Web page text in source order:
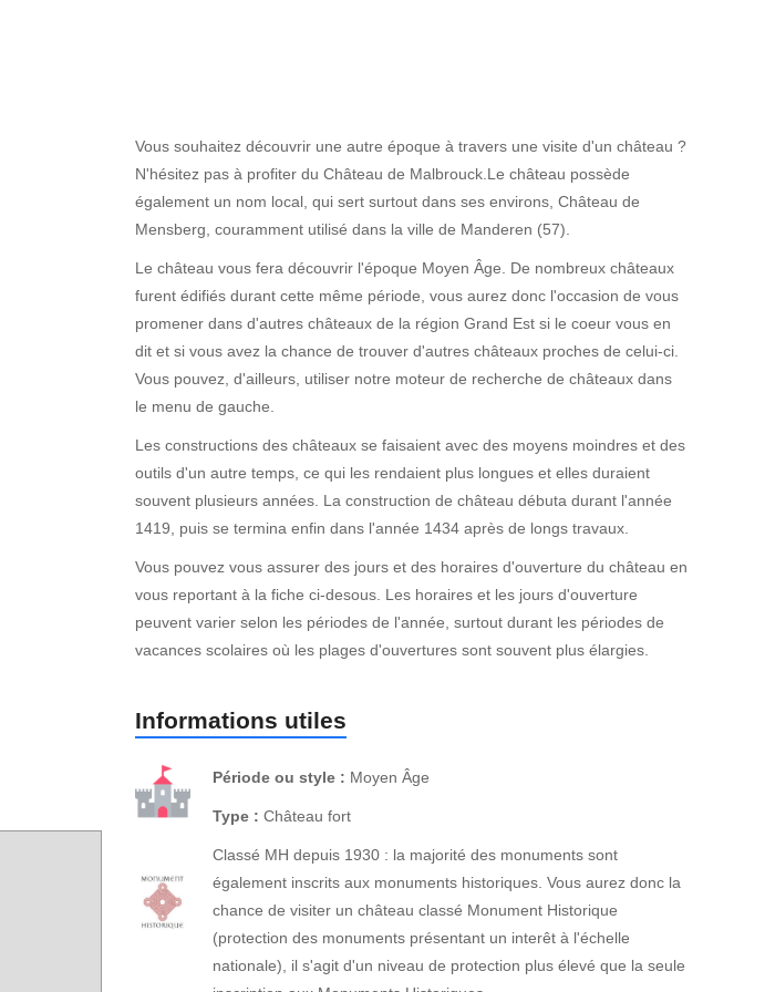
Vous souhaitez découvrir une autre époque à travers une visite d'un château ?
N'hésitez pas à profiter du Château de Malbrouck.Le château possède
également un nom local, qui sert surtout dans ses environs, Château de
Mensberg, couramment utilisé dans la ville de Manderen (57).
Le château vous fera découvrir l'époque Moyen Âge. De nombreux châteaux
furent édifiés durant cette même période, vous aurez donc l'occasion de vous
promener dans d'autres châteaux de la région Grand Est si le coeur vous en
dit et si vous avez la chance de trouver d'autres châteaux proches de celui-ci.
Vous pouvez, d'ailleurs, utiliser notre moteur de recherche de châteaux dans
le menu de gauche.
Les constructions des châteaux se faisaient avec des moyens moindres et des
outils d'un autre temps, ce qui les rendaient plus longues et elles duraient
souvent plusieurs années. La construction de château débuta durant l'année
1419, puis se termina enfin dans l'année 1434 après de longs travaux.
Vous pouvez vous assurer des jours et des horaires d'ouverture du château en
vous reportant à la fiche ci-desous. Les horaires et les jours d'ouverture
peuvent varier selon les périodes de l'année, surtout durant les périodes de
vacances scolaires où les plages d'ouvertures sont souvent plus élargies.
Informations utiles
Période ou style : Moyen Âge
Type : Château fort
Classé MH depuis 1930 : la majorité des monuments sont
également inscrits aux monuments historiques. Vous aurez donc la
chance de visiter un château classé Monument Historique
(protection des monuments présentant un interêt à l'échelle
nationale), il s'agit d'un niveau de protection plus élevé que la seule